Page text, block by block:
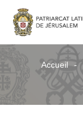
Accueil